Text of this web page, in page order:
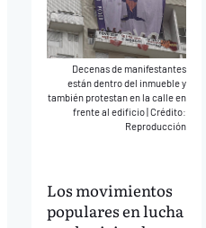
Decenas de manifestantes
están dentro del inmueble y
también protestan en la calle en
frente al edificio Crédito:
Reproducción
Los movimientos
populares en lucha